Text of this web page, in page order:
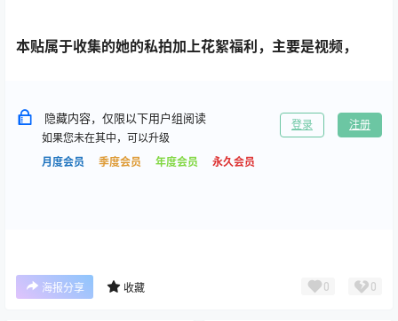
本贴属于收集的她的私拍加上花絮福利，主要是视频，
隐藏内容，仅限以下用户组阅读
如果您未在其中，可以升级
月度会员
季度会员 年度会员 永久会员
登录 注册
海报分享 收藏 0 0